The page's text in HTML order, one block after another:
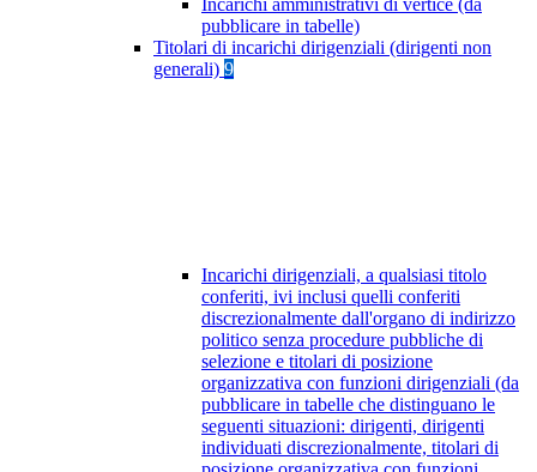
Incarichi amministrativi di vertice (da
pubblicare in tabelle)
Titolari di incarichi dirigenziali (dirigenti non
generali) 9
Incarichi dirigenziali, a qualsiasi titolo
conferiti, ivi inclusi quelli conferiti
discrezionalmente dall'organo di indirizzo
politico senza procedure pubbliche di
selezione e titolari di posizione
organizzativa con funzioni dirigenziali (da
pubblicare in tabelle che distinguano le
seguenti situazioni: dirigenti, dirigenti
individuati discrezionalmente, titolari di